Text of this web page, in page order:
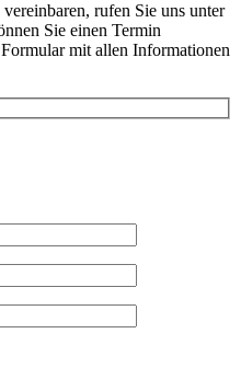
rufen Sie uns unter
Sie einen Termin
mit allen Informationen